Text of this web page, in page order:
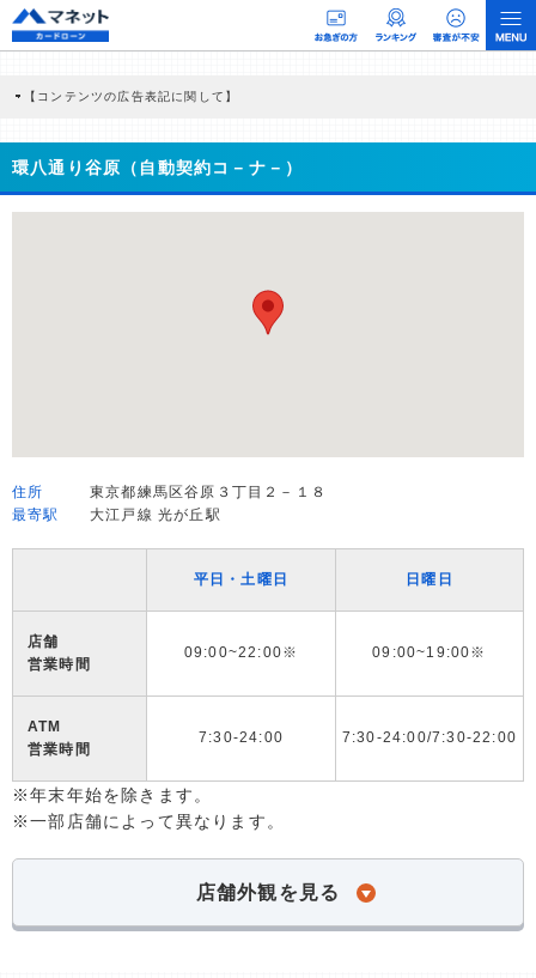
【コンテンツの広告表記に関して】
商品を根拠なくPRするものではなく、当編集部の調査／ユーザーへの口コミ収集な
どに基づき、公平性を担保した情報提供を行っています。
>提携企業一覧
環八通り谷原（自動契約コ－ナ－）
住所
東京都練馬区谷原３丁目２－１８
最寄駅
大江戸線 光が丘駅
平日・土曜日 日曜日
店舗
営業時間
09:00~22:00※ 09:00~19:00※
ATM
営業時間
7:30-24:00 7:30-24:00/7:30-22:00
※年末年始を除きます。
※一部店舗によって異なります。
店舗外観を見る